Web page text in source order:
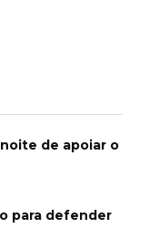
de apoiar o
para defender